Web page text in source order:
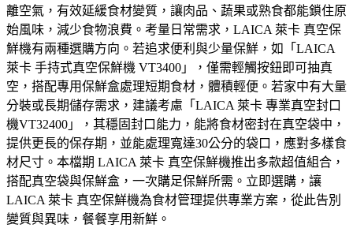
離空氣，有效延緩食材變質，讓肉品、蔬果或熟食都能鎖住原
始風味，減少食物浪費。考量日常需求，LAICA 萊卡 真空保
鮮機有兩種選購方向。若追求便利與少量保鮮，如「LAICA
萊卡 手持式真空保鮮機 VT3400」，僅需輕觸按鈕即可抽真
空，搭配專用保鮮盒處理短期食材，體積輕便。若家中有大量
分裝或長期儲存需求，建議考慮「LAICA 萊卡 專業真空封口
機VT32400」，其穩固封口能力，能將食材密封在真空袋中，
提供更長的保存期，並能處理寬達30公分的袋口，應對多樣食
材尺寸。本檔期 LAICA 萊卡 真空保鮮機推出多款超值組合，
搭配真空袋與保鮮盒，一次購足保鮮所需。立即選購，讓
LAICA 萊卡 真空保鮮機為食材管理提供專業方案，從此告別
變質與異味，餐餐享用新鮮。